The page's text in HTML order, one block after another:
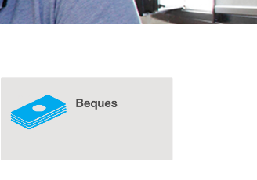
Informació
complementària